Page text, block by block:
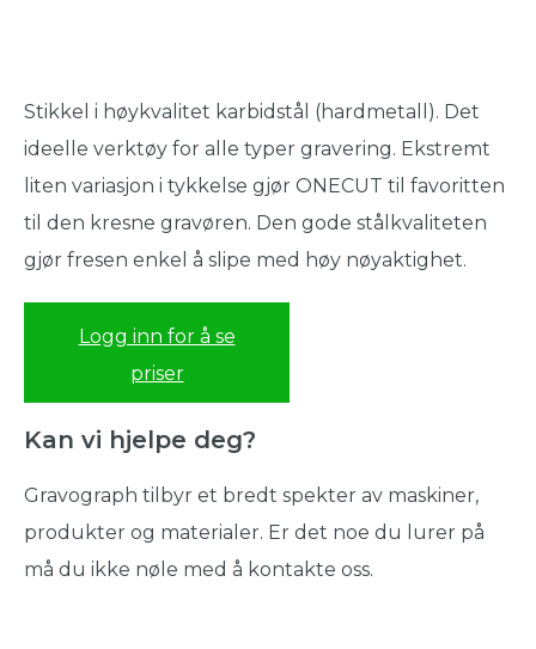
Stikkel i høykvalitet karbidstål (hardmetall). Det
ideelle verktøy for alle typer gravering. Ekstremt
liten variasjon i tykkelse gjør ONECUT til favoritten
til den kresne gravøren. Den gode stålkvaliteten
gjør fresen enkel å slipe med høy nøyaktighet.
Logg inn for å se
priser
Kan vi hjelpe deg?
Gravograph tilbyr et bredt spekter av maskiner,
produkter og materialer. Er det noe du lurer på
må du ikke nøle med å kontakte oss.